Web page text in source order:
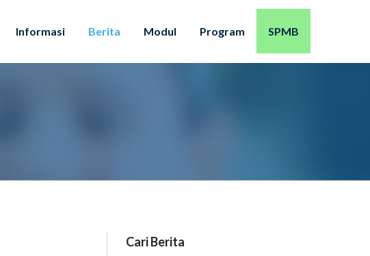
Informasi Berita Modul Program SPMB
Cari Berita